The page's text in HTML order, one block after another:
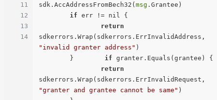
11
12
13
14
sdk.AccAddressFromBech32( msg .Grantee)
if err != nil {
return
"invalid granter address" )
        }
if granter.Equals(grantee) {
return
"granter and grantee cannot be same" )